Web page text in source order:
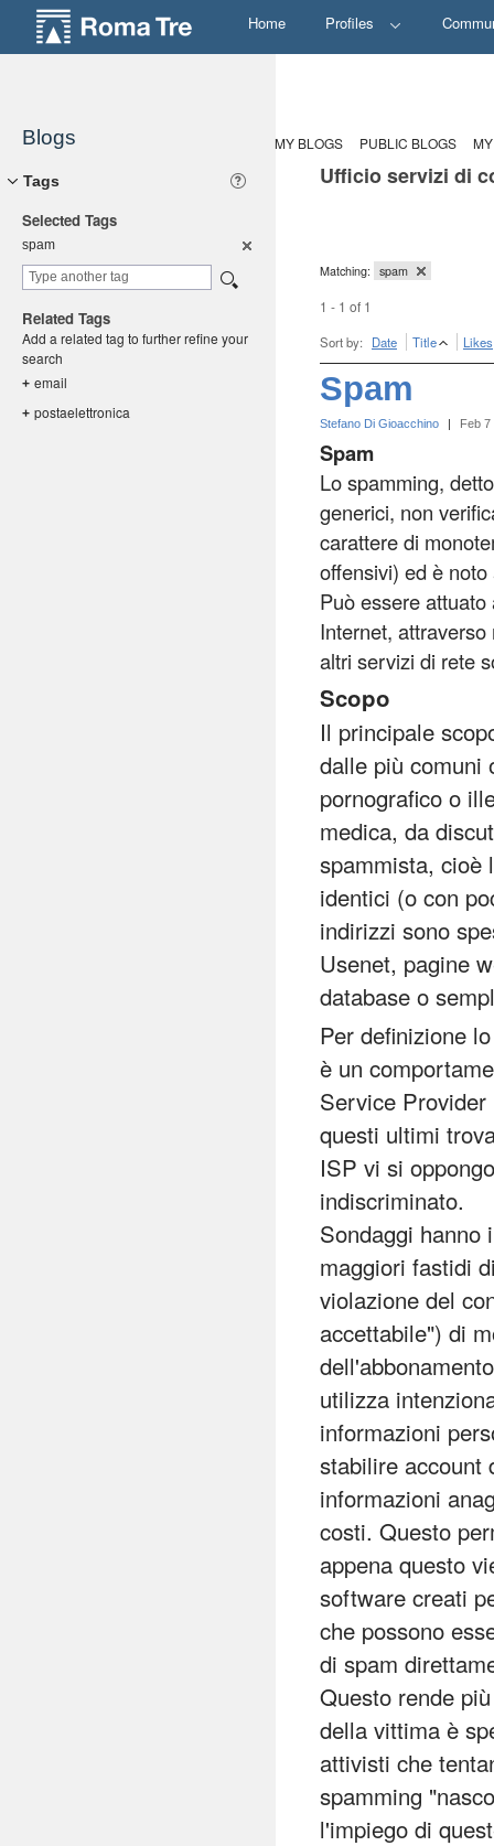
Home Profiles
Blogs MY BLOGS PUBLIC BLOGS
Tags
Selected Tags
spam
Related Tags
Add a related tag to further refine your
search
+ email
+ postaelettronica
Ufficio servizi di
Matching: spam
1 - 1 of 1
Sort by: Date Title Likes
Spam
Stefano Di Gioacchino | Feb 7
Spam
Lo spamming,
generici, non
carattere di
offensivi) ed è
Può essere
Internet,
altri servizi di rete
Scopo
Il principale
dalle più comuni
pornografico o
medica, da
spammista, cioè
identici (o con
indirizzi sono
Usenet, pagine
database o
Per definizione
è un
Service
questi ultimi
ISP vi si
indiscriminato.
Sondaggi hanno
maggiori fastidi
violazione del
accettabile") di
utilizza
informazioni
stabilire account
informazioni
costi. Questo
appena questo
software creati
che possono
di spam
Questo rende
della vittima è
attivisti che
spamming
l'impiego di